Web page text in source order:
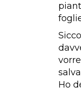
Ho